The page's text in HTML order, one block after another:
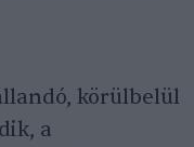
körülbelül
a